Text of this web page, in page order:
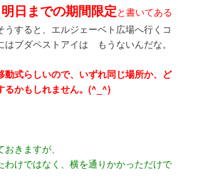
日までの期間限定と書いてある
うすると、エルジェーベト広場へ行くコ
はブダペストアイは もうないんだな。
動式らしいので、いずれ同じ場所か、ど
るかもしれません。(^_^)
きますが、
わけではなく、横を通りかかっただけで